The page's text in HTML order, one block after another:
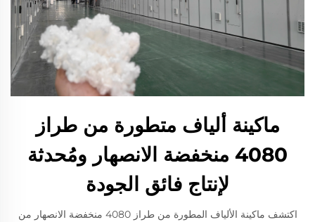
ماكينة ألياف متطورة من طراز
4080 منخفضة الانصهار ومُحدثة
لإنتاج فائق الجودة
اكتشف ماكينة الألياف المطورة من طراز 4080 منخفضة الانصهار من